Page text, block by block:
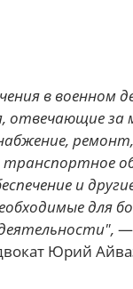
в военном
отвечающие за
и
для
—
Юрий